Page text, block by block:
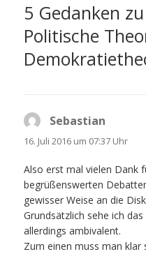
5 Gedanken
Politische
Sebastian
16. Juli 2016 um 07:37 Uhr
Also erst mal vielen Dank
begrüßenswerten
gewisser Weise an die
Grundsätzlich sehe ich
allerdings ambivalent.
Zum einen muss man klar